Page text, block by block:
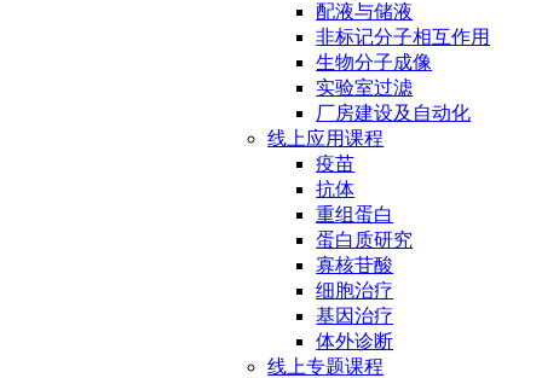
配液与储液
非标记分子相互作用
生物分子成像
实验室过滤
厂房建设及自动化
线上应用课程
疫苗
抗体
重组蛋白
蛋白质研究
寡核苷酸
细胞治疗
基因治疗
体外诊断
线上专题课程